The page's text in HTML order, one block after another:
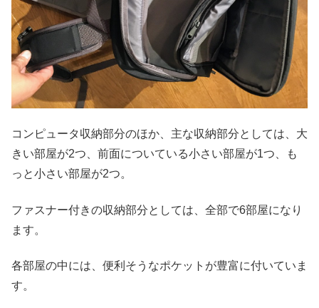
コンピュータ収納部分のほか、主な収納部分としては、大
きい部屋が2つ、前面についている小さい部屋が1つ、も
っと小さい部屋が2つ。
ファスナー付きの収納部分としては、全部で6部屋になり
ます。
各部屋の中には、便利そうなポケットが豊富に付いていま
す。